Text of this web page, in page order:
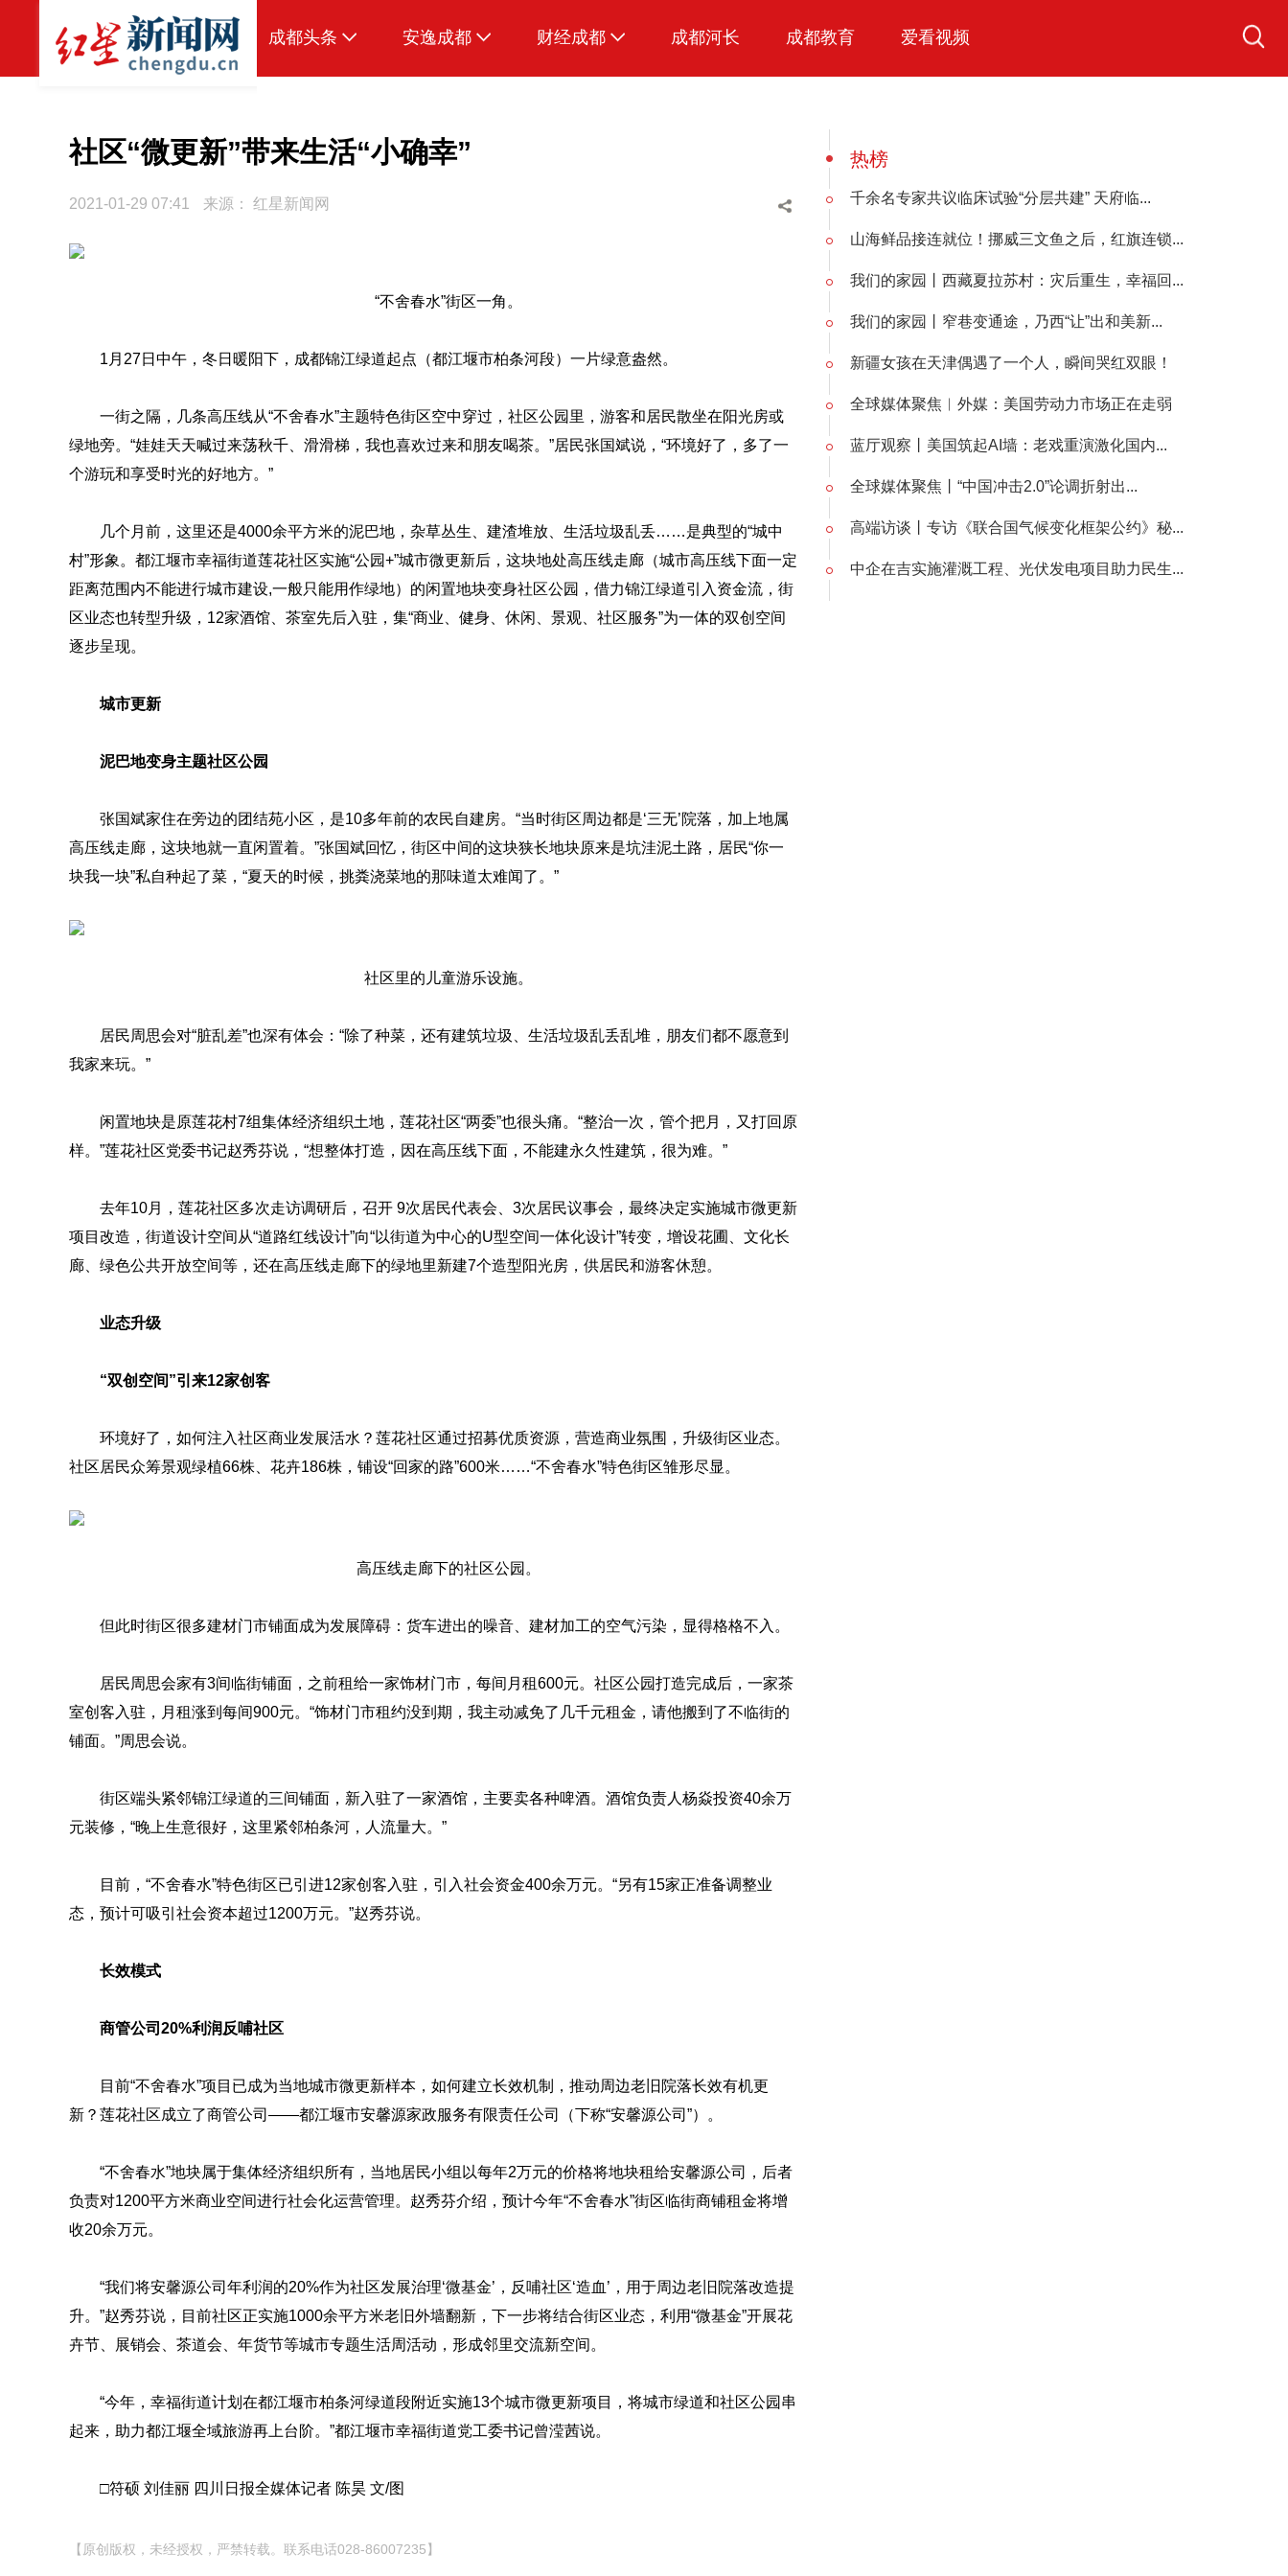
成都头条
本地
安逸成都
美食
财经成都 成都河长 成都教育 爱看视频
社区“微更新”带来生活“小确幸”
2021-01-29 07:41 来源： 红星新闻网
“不舍春水”街区一角。
1月27日中午，冬日暖阳下，成都锦江绿道起点（都江堰市柏条河段）一片绿意盎然。
一街之隔，几条高压线从“不舍春水”主题特色街区空中穿过，社区公园里，游客和居民散坐在阳光房或
绿地旁。“娃娃天天喊过来荡秋千、滑滑梯，我也喜欢过来和朋友喝茶。”居民张国斌说，“环境好了，多了一
个游玩和享受时光的好地方。”
几个月前，这里还是4000余平方米的泥巴地，杂草丛生、建渣堆放、生活垃圾乱丢……是典型的“城中
村”形象。都江堰市幸福街道莲花社区实施“公园+”城市微更新后，这块地处高压线走廊（城市高压线下面一定
距离范围内不能进行城市建设,一般只能用作绿地）的闲置地块变身社区公园，借力锦江绿道引入资金流，街
区业态也转型升级，12家酒馆、茶室先后入驻，集“商业、健身、休闲、景观、社区服务”为一体的双创空间
逐步呈现。
城市更新
泥巴地变身主题社区公园
张国斌家住在旁边的团结苑小区，是10多年前的农民自建房。“当时街区周边都是‘三无’院落，加上地属
高压线走廊，这块地就一直闲置着。”张国斌回忆，街区中间的这块狭长地块原来是坑洼泥土路，居民“你一
块我一块”私自种起了菜，“夏天的时候，挑粪浇菜地的那味道太难闻了。”
社区里的儿童游乐设施。
居民周思会对“脏乱差”也深有体会：“除了种菜，还有建筑垃圾、生活垃圾乱丢乱堆，朋友们都不愿意到
我家来玩。”
闲置地块是原莲花村7组集体经济组织土地，莲花社区“两委”也很头痛。“整治一次，管个把月，又打回原
样。”莲花社区党委书记赵秀芬说，“想整体打造，因在高压线下面，不能建永久性建筑，很为难。”
去年10月，莲花社区多次走访调研后，召开 9次居民代表会、3次居民议事会，最终决定实施城市微更新
项目改造，街道设计空间从“道路红线设计”向“以街道为中心的U型空间一体化设计”转变，增设花圃、文化长
廊、绿色公共开放空间等，还在高压线走廊下的绿地里新建7个造型阳光房，供居民和游客休憩。
业态升级
“双创空间”引来12家创客
环境好了，如何注入社区商业发展活水？莲花社区通过招募优质资源，营造商业氛围，升级街区业态。
社区居民众筹景观绿植66株、花卉186株，铺设“回家的路”600米……“不舍春水”特色街区雏形尽显。
高压线走廊下的社区公园。
但此时街区很多建材门市铺面成为发展障碍：货车进出的噪音、建材加工的空气污染，显得格格不入。
居民周思会家有3间临街铺面，之前租给一家饰材门市，每间月租600元。社区公园打造完成后，一家茶
室创客入驻，月租涨到每间900元。“饰材门市租约没到期，我主动减免了几千元租金，请他搬到了不临街的
铺面。”周思会说。
街区端头紧邻锦江绿道的三间铺面，新入驻了一家酒馆，主要卖各种啤酒。酒馆负责人杨焱投资40余万
元装修，“晚上生意很好，这里紧邻柏条河，人流量大。”
目前，“不舍春水”特色街区已引进12家创客入驻，引入社会资金400余万元。“另有15家正准备调整业
态，预计可吸引社会资本超过1200万元。”赵秀芬说。
长效模式
商管公司20%利润反哺社区
目前“不舍春水”项目已成为当地城市微更新样本，如何建立长效机制，推动周边老旧院落长效有机更
新？莲花社区成立了商管公司——都江堰市安馨源家政服务有限责任公司（下称“安馨源公司”）。
“不舍春水”地块属于集体经济组织所有，当地居民小组以每年2万元的价格将地块租给安馨源公司，后者
负责对1200平方米商业空间进行社会化运营管理。赵秀芬介绍，预计今年“不舍春水”街区临街商铺租金将增
收20余万元。
“我们将安馨源公司年利润的20%作为社区发展治理‘微基金’，反哺社区‘造血’，用于周边老旧院落改造提
升。”赵秀芬说，目前社区正实施1000余平方米老旧外墙翻新，下一步将结合街区业态，利用“微基金”开展花
卉节、展销会、茶道会、年货节等城市专题生活周活动，形成邻里交流新空间。
“今年，幸福街道计划在都江堰市柏条河绿道段附近实施13个城市微更新项目，将城市绿道和社区公园串
起来，助力都江堰全域旅游再上台阶。”都江堰市幸福街道党工委书记曾滢茜说。
□符硕 刘佳丽 四川日报全媒体记者 陈昊 文/图
【原创版权，未经授权，严禁转载。联系电话028-86007235】
热榜
千余名专家共议临床试验“分层共建” 天府临...
山海鲜品接连就位！挪威三文鱼之后，红旗连锁...
我们的家园丨西藏夏拉苏村：灾后重生，幸福回...
我们的家园丨窄巷变通途，乃西“让”出和美新...
新疆女孩在天津偶遇了一个人，瞬间哭红双眼！
全球媒体聚焦︱外媒：美国劳动力市场正在走弱
蓝厅观察丨美国筑起AI墙：老戏重演激化国内...
全球媒体聚焦丨“中国冲击2.0”论调折射出...
高端访谈丨专访《联合国气候变化框架公约》秘...
中企在吉实施灌溉工程、光伏发电项目助力民生...